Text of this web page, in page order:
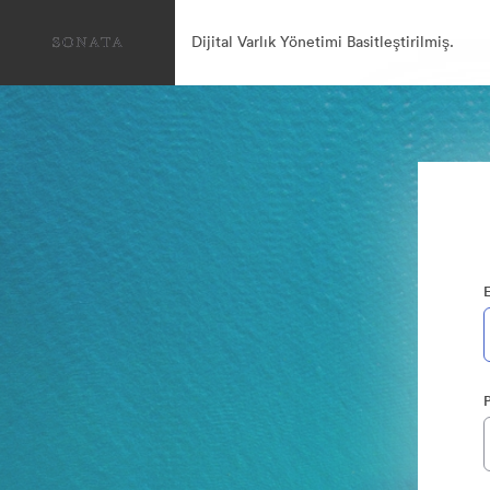
Dijital Varlık Yönetimi Basitleştirilmiş.